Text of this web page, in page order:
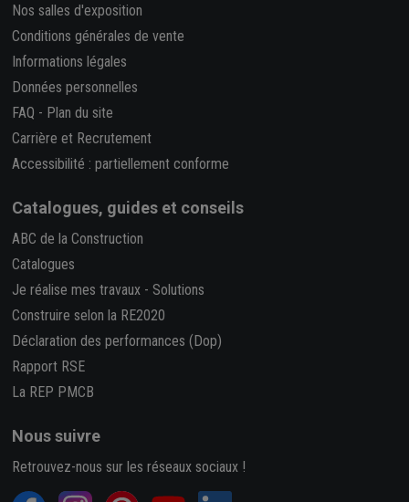
Nos salles d'exposition
Conditions générales de vente
Informations légales
Données personnelles
FAQ - Plan du site
Carrière et Recrutement
Accessibilité : partiellement conforme
Catalogues, guides et conseils
ABC de la Construction
Catalogues
Je réalise mes travaux - Solutions
Construire selon la RE2020
Déclaration des performances (Dop)
Rapport RSE
La REP PMCB
Nous suivre
Retrouvez-nous sur les réseaux sociaux !